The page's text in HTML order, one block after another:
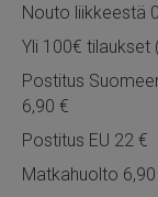
Nouto liikkeestä
Yli 100€ tilaukset
Postitus
6,90 €
Postitus EU 22 €
Matkahuolto